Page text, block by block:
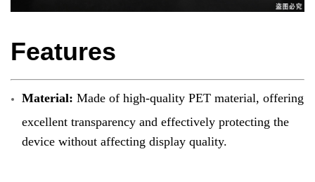
Features
Material: Made of high-quality PET material, offering
excellent transparency and effectively protecting the
device without affecting display quality.